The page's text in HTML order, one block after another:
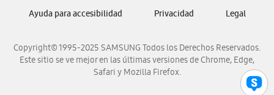
Samsung Venezuela
Copyright© 1995-2025 SAMSUNG Todos los Derechos Reservados.
Este sitio se ve mejor en las últimas versiones de Chrome, Edge,
Safari y Mozilla Firefox.
Ayuda para accesibilidad Privacidad Legal